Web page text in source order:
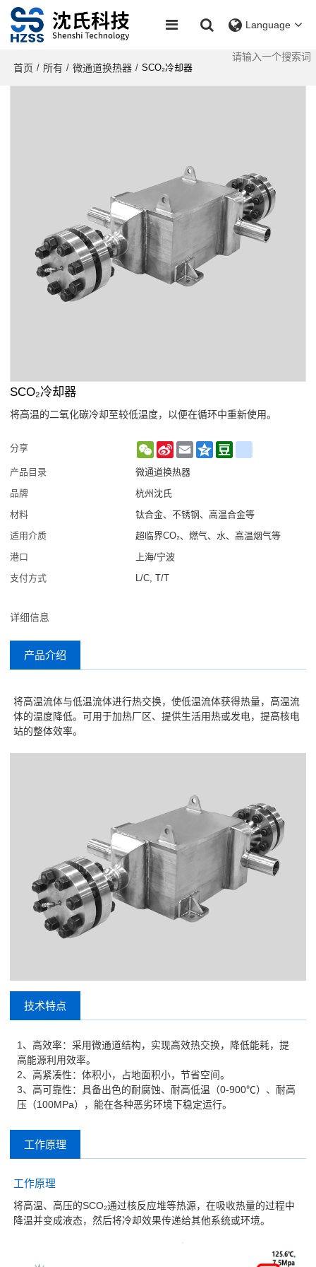
Language
首页 / 所有 / 微通道换热器 / SCO₂冷却器
SCO₂冷却器
将高温的二氧化碳冷却至较低温度，以便在循环中重新使用。
分享 WeChat
Sina
Weibo
Email Qzone
产品目录
微通道换热器
品牌
杭州沈氏
材料
钛合金、不锈钢、高温合金等
适用介质
超临界CO₂、燃气、水、高温烟气等
港口
上海/宁波
支付方式
L/C, T/T
详细信息
产品介绍
将高温流体与低温流体进行热交换，使低温流体获得热量，高温流
体的温度降低。可用于加热厂区、提供生活用热或发电，提高核电
站的整体效率。
技术特点
1、高效率：采用微通道结构，实现高效热交换，降低能耗，提
高能源利用效率。
2、高紧凑性：体积小，占地面积小，节省空间。
3、高可靠性：具备出色的耐腐蚀、耐高低温（0-900℃）、耐高
压（100MPa），能在各种恶劣环境下稳定运行。
工作原理
工作原理
将高温、高压的SCO₂通过核反应堆等热源，在吸收热量的过程中
降温并变成液态，然后将冷却效果传递给其他系统或环境。